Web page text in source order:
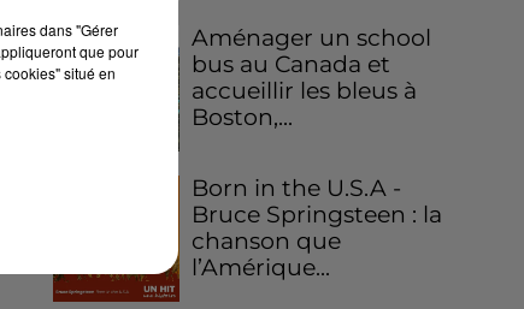
Aménager un school
bus au Canada et
accueillir les bleus à
Boston,...
Born in the U.S.A -
Bruce Springsteen : la
chanson que
l’Amérique...
dans "Gérer
que pour
situé en